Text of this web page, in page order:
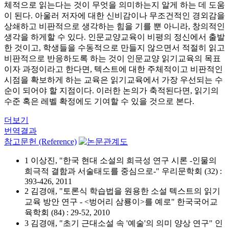
체적으로 읽는다는 것이 무엇을 의미하는지 알게 하는 데 도움
이 된다. 아울러 저자에 대한 신비감이나 무조건적인 경외감을
상쇄하고 비판적으로 생각하는 힘을 기를 뿐 아니라, 창의적인
생각을 하게할 수 있다. 인문교양교육이 비평의 정신에서 출발
한 것이고, 학생들을 수동적으로 만들지 않으면서 적절히 읽고
비판적으로 반응하도록 하는 것이 인문교양 읽기교육의 목표
이자 과정이라고 한다면, 텍스트에 대한 주체적이고 비판적인
시점을 확보하게 하는 교육은 읽기교육에서 가장 우선되는 수
순이 되어야 할 지점이다. 이러한 논의가 축적된다면, 읽기의
수준 혹은 레벨 확정에도 기여할 수 있을 것으로 본다.
더보기
번역결과
참고문헌 (Reference)
1 이상진, "한국 현대 소설의 희극성 연구 시론 -인물의
희극적 결함과 서술태도를 중심으로-" 우리문학회 (32) :
393-426, 2011
2 김경애, "토론식 학습법을 원용한 소설 텍스트의 읽기
교육 방안 연구 - <벙어리 삼룡이>를 예로" 한국국어교
육학회 (84) : 29-52, 2010
3 김경애, "초기 근대소설 속 '예술'의 의미 양상 연구" 인